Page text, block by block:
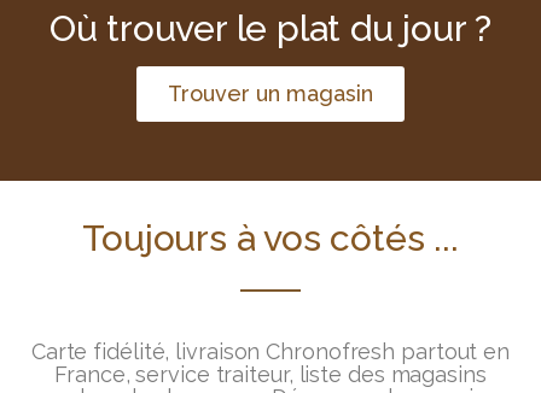
Où trouver le plat du jour ?
Trouver un magasin
Toujours à vos côtés ...
Carte fidélité, livraison Chronofresh partout en
France, service traiteur, liste des magasins